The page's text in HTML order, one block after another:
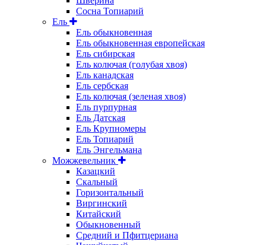
Сосна Топиарий
Ель
Ель обыкновенная
Ель обыкновенная европейская
Ель сибирская
Ель колючая (голубая хвоя)
Ель канадская
Ель сербская
Ель колючая (зеленая хвоя)
Ель пурпурная
Ель Датская
Ель Крупномеры
Ель Топиарий
Ель Энгельмана
Можжевельник
Казацкий
Скальный
Горизонтальный
Виргинский
Китайский
Обыкновенный
Средний и Пфитцериана